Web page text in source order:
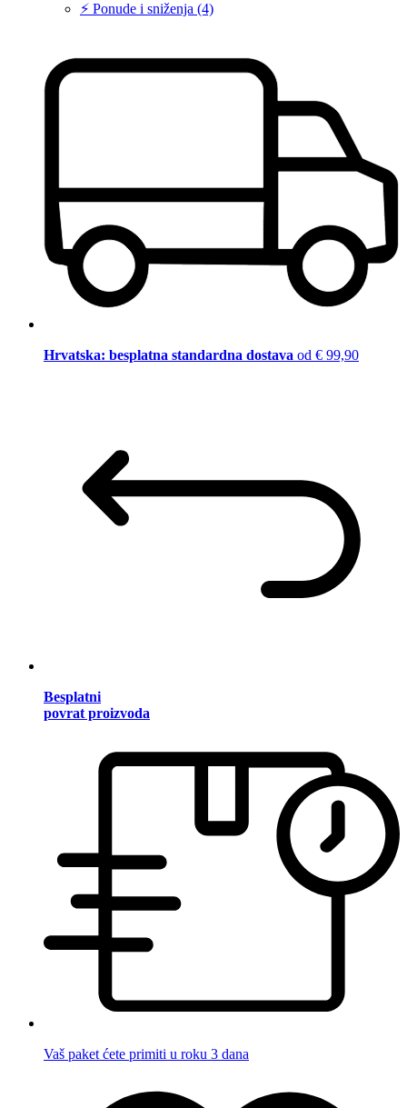
⚡ Ponude i sniženja (4)
Hrvatska: besplatna standardna dostava od € 99,90
Besplatni
povrat proizvoda
Vaš paket ćete primiti u roku 3 dana